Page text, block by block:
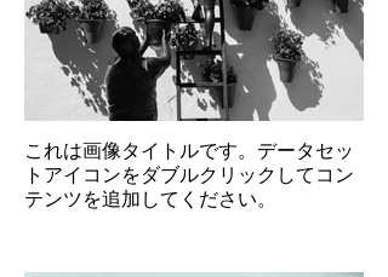
これは画像タイトルです。データセッ
トアイコンをダブルクリックしてコン
テンツを追加してください。